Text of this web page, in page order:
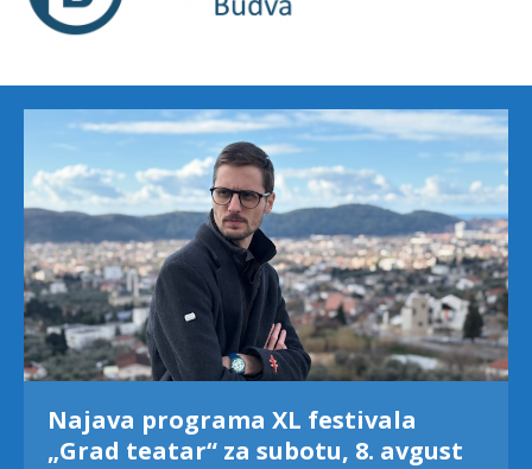
Najava programa XL festivala
„Grad teatar“ za subotu, 8. avgust